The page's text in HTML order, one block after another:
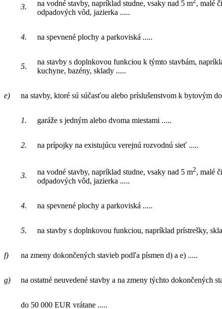
3. na vodné stavby, napríklad studne, vsaky nad 5 m , malé
odpadových vôd, jazierka .....
4. na spevnené plochy a parkoviská .....
5.
na stavby s doplnkovou funkciou k týmto stavbám,
kuchyne, bazény, sklady .....
e) na stavby, ktoré sú súčasťou alebo príslušenstvom k bytovým
1. garáže s jedným alebo dvoma miestami .....
2. na prípojky na existujúcu verejnú rozvodnú sieť .....
3. na vodné stavby, napríklad studne, vsaky nad 5 m2, malé
odpadových vôd, jazierka .....
4. na spevnené plochy a parkoviská .....
5. na stavby s doplnkovou funkciou, napríklad prístrešky,
f) na zmeny dokončených stavieb podľa písmen d) a e) .....
g) na ostatné neuvedené stavby a na zmeny týchto dokončených
do 50 000 EUR vrátane .....